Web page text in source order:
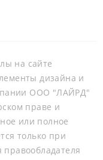
на сайте
дизайна и
ООО "ЛАЙРД"
праве и
или полное
только при